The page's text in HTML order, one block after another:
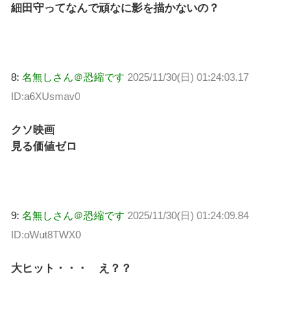
細田守ってなんで頑なに影を描かないの？
8: 名無しさん＠恐縮です 2025/11/30(日) 01:24:03.17
ID:a6XUsmav0
クソ映画
見る価値ゼロ
9: 名無しさん＠恐縮です 2025/11/30(日) 01:24:09.84
ID:oWut8TWX0
大ヒット・・・ え？？